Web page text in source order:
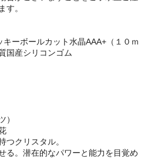
す。
ーボールカット水晶AAA+（１０ｍ
国産シリコンゴム
）
つクリスタル。
る。潜在的なパワーと能力を目覚め